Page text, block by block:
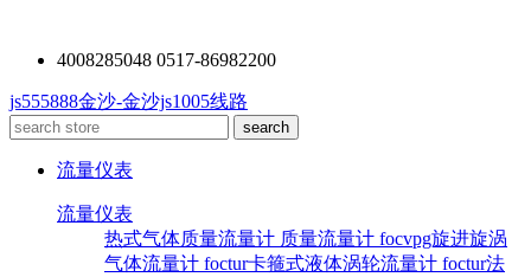
4008285048 0517-86982200
js555888金沙-金沙js1005线路
流量仪表
流量仪表
热式气体质量流量计 质量流量计 focvpg旋进旋涡
气体流量计 foctur卡箍式液体涡轮流量计 foctur法